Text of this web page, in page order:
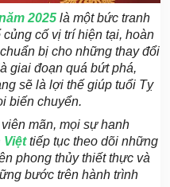
2025 là một bức tranh
cố vị trí hiện tại, hoàn
bị cho những thay đổi
giai đoạn quá bứt phá,
sẽ là lợi thế giúp tuổi Tỵ
biến chuyển.
mãn, mọi sự hanh
Việttiếp tục theo dõi những
phong thủy thiết thực và
bước trên hành trình